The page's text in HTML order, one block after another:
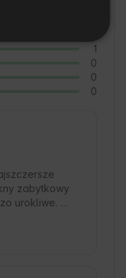
1
0
0
0
zabytkowy
urokliwe.
albo pobyć w